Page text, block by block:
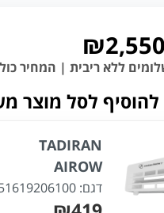
₪2,550
לסל מוצר
TADIRAN
AIROW
דגם: